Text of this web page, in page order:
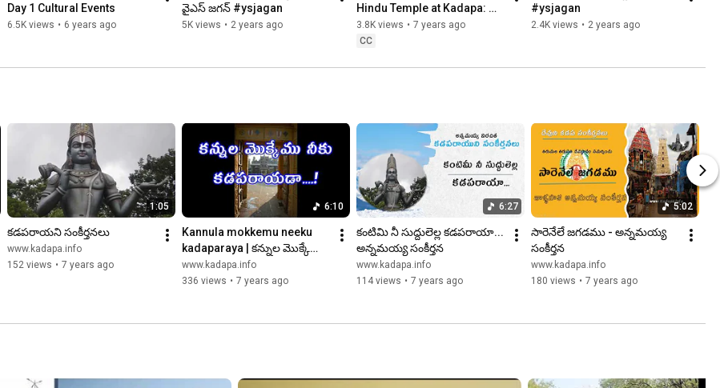
Day 1 Cultural Events
6.5K views • 6 years ago
వైఎస్ జగన్ #ysjagan
5K views • 2 years ago
Hindu Temple at Kadapa:
Incredible India:
3.8K views • 7 years ago
CC
#ysjagan
2.4K views • 2 years ago
1:05
కడపరాయని సంకీర్తనలు
www.kadapa.info
152 views • 7 years ago
6:10
Kannula mokkemu neeku
kadaparaya | కన్నుల మొక్కేము
నీకు కడపరాయ
www.kadapa.info
336 views • 7 years ago
6:27
కంటిమి నీ సుద్దులెల్ల కడపరాయా...
అన్నమయ్య సంకీర్తన
www.kadapa.info
114 views • 7 years ago
5:02
సారెనేలే జగడము - అన్నమయ్య
సంకీర్తన
www.kadapa.info
180 views • 7 years ago